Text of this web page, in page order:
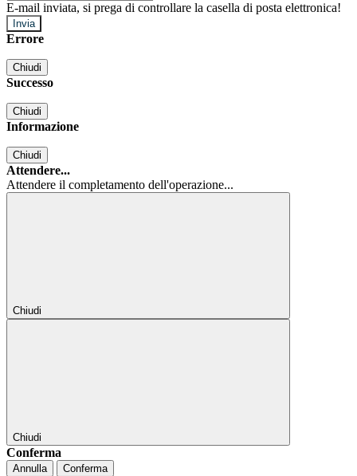
E-mail inviata, si prega di controllare la casella di posta elettronica!
Errore
Chiudi
Successo
Chiudi
Informazione
Chiudi
Attendere...
Attendere il completamento dell'operazione...
Chiudi
Chiudi
Conferma
Annulla Conferma